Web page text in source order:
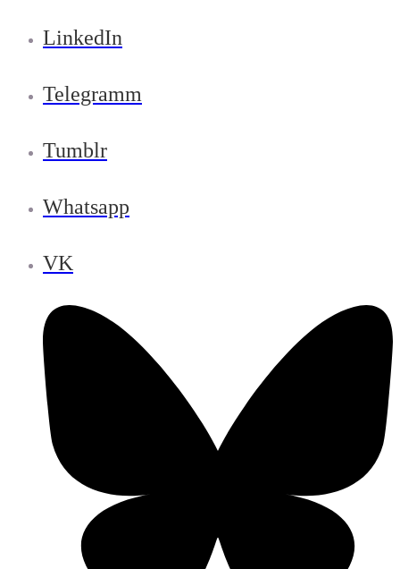
LinkedIn
Telegramm
Tumblr
Whatsapp
VK